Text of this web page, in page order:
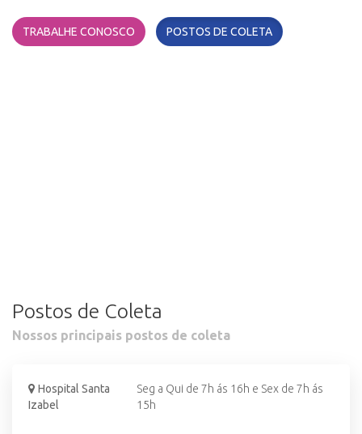
TRABALHE CONOSCO POSTOS DE COLETA
Postos de Coleta
Nossos principais postos de coleta
Hospital Santa
Izabel
Seg a Qui de 7h ás 16h e Sex de 7h ás
15h